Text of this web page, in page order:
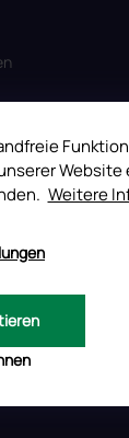
Website
Weitere